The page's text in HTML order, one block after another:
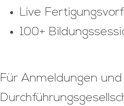
Live
100+
Für Anmeldungen